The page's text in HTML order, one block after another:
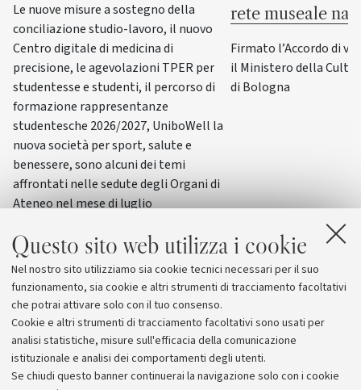
Questo sito web utilizza i cookie
Nel nostro sito utilizziamo sia cookie tecnici necessari per il suo
funzionamento, sia cookie e altri strumenti di tracciamento facoltativi
che potrai attivare solo con il tuo consenso.
Cookie e altri strumenti di tracciamento facoltativi sono usati per
analisi statistiche, misure sull'efficacia della comunicazione
istituzionale e analisi dei comportamenti degli utenti.
Se chiudi questo banner continuerai la navigazione solo con i cookie
Le nuove misure a sostegno della
conciliazione studio-lavoro, il nuovo
Centro digitale di medicina di
precisione, le agevolazioni TPER per
studentesse e studenti, il percorso di
formazione rappresentanze
studentesche 2026/2027, UniboWell la
nuova società per sport, salute e
benessere, sono alcuni dei temi
affrontati nelle sedute degli Organi di
Ateneo nel mese di luglio
rete museale
Firmato l’Accordo di
il Ministero della
di Bologna